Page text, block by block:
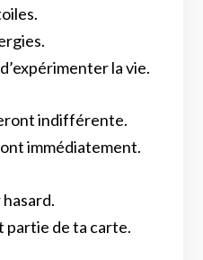
la vie.
indifférente.
immédiatement.
hasard.
partie de ta carte.